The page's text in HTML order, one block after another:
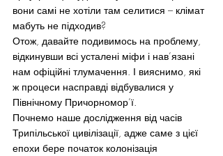
вони самі не хотіли там селитися – клімат
мабуть не підходив?
Отож, давайте подивимось на проблему,
відкинувши всі усталені міфи і нав’язані
нам офіційні тлумачення. І вияснимо, які
ж процеси насправді відбувалися у
Північному Причорномор’ї.
Почнемо наше дослідження від часів
Трипільської цивілізації, адже саме з цієї
епохи бере початок колонізація